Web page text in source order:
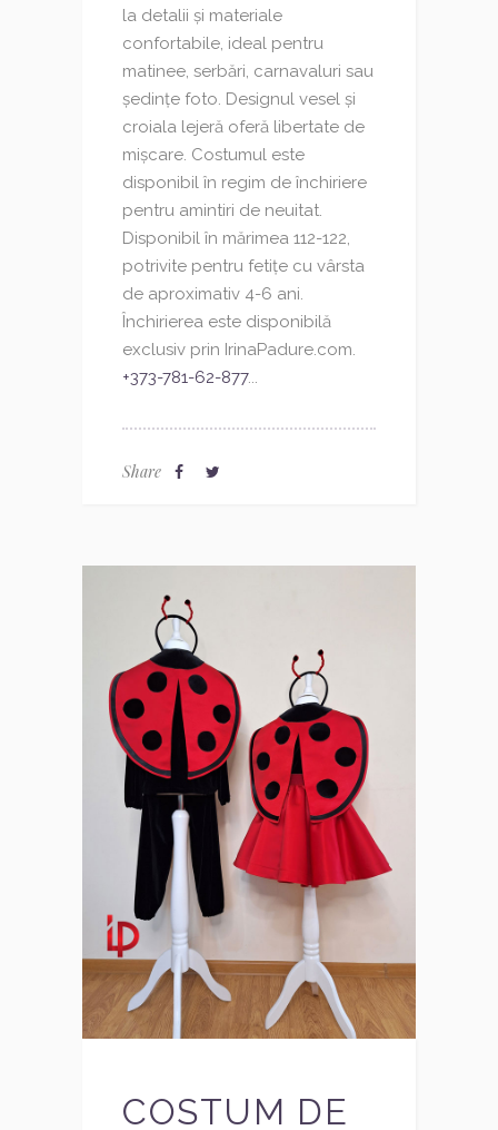
la detalii și materiale
confortabile, ideal pentru
matinee, serbări, carnavaluri sau
ședințe foto. Designul vesel și
croiala lejeră oferă libertate de
mișcare. Costumul este
disponibil în regim de închiriere
pentru amintiri de neuitat.
Disponibil în mărimea 112-122,
potrivite pentru fetițe cu vârsta
de aproximativ 4-6 ani.
Închirierea este disponibilă
exclusiv prin IrinaPadure.com.
+373-781-62-877...
Share
COSTUM DE